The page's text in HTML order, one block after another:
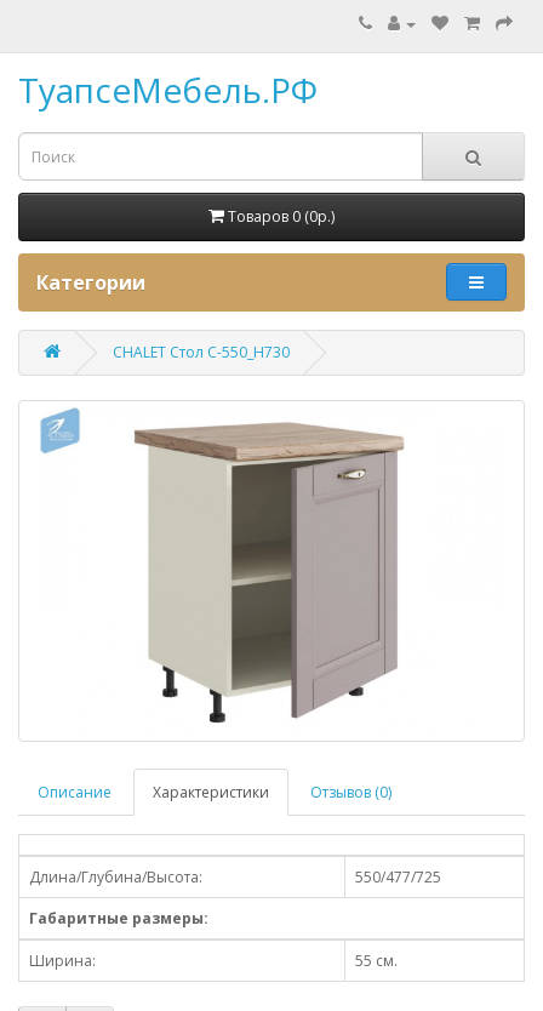
ТуапсеМебель.РФ
Товаров 0 (0p.)
Категории
CHALET Стол С-550_Н730
Описание Характеристики Отзывов (0)
Длина/Глубина/Высота:
550/477/725
Габаритные размеры:
Ширина: 55 см.